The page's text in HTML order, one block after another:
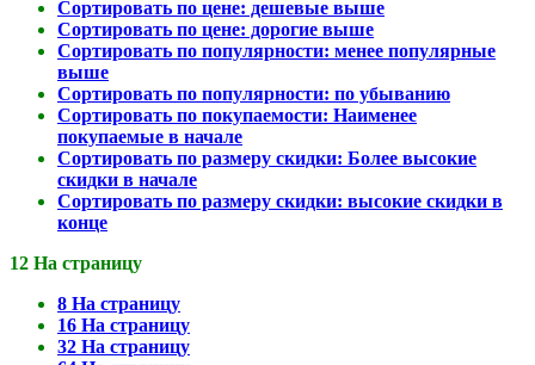
Сортировать по цене: дешевые выше
Сортировать по цене: дорогие выше
Сортировать по популярности: менее популярные
выше
Сортировать по популярности: по убыванию
Сортировать по покупаемости: Наименее
покупаемые в начале
Сортировать по размеру скидки: Более высокие
скидки в начале
Сортировать по размеру скидки: высокие скидки в
конце
12 На страницу
8 На страницу
16 На страницу
32 На страницу